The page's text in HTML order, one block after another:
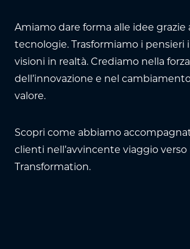
Amiamo dare forma alle idee grazie
tecnologie. Trasformiamo i pensieri
visioni in realtà. Crediamo nella forza
dell’innovazione e nel
valore.
Scopri come abbiamo
clienti nell’avvincente viaggio verso
Transformation.